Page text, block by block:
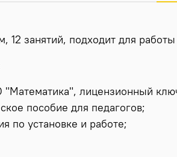
12 занятий, подходит для
лицензионный
пособие для педагогов;
по установке и работе;